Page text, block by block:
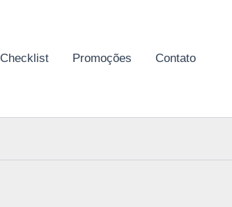
Checklist Promoções Contato